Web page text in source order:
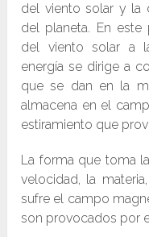
del viento solar y la
del planeta. En este
del viento solar a
energía se dirige a
que se dan en la
almacena en el
estiramiento que
La forma que toma
velocidad, la
sufre el campo
son provocados por